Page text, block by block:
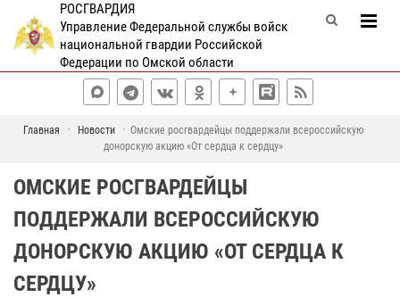
РОСГВАРДИЯ
Управление Федеральной службы войск
национальной гвардии Российской
Федерации по Омской области
Главная Новости
Омские росгвардейцы поддержали всероссийскую
донорскую акцию «От сердца к сердцу»
ОМСКИЕ РОСГВАРДЕЙЦЫ
ПОДДЕРЖАЛИ ВСЕРОССИЙСКУЮ
ДОНОРСКУЮ АКЦИЮ «ОТ СЕРДЦА К
СЕРДЦУ»